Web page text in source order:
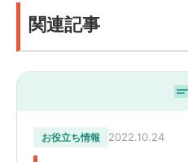
関連記事
お役立ち情報 2022.10.24